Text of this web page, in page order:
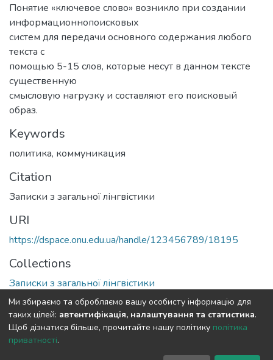
Понятие «ключевое слово» возникло при создании
информационнопоисковых
систем для передачи основного содержания любого
текста с
помощью 5-15 слов, которые несут в данном тексте
существенную
смысловую нагрузку и составляют его поисковый
образ.
Keywords
политика, коммуникация
Citation
Записки з загальної лінгвістики
URI
https://dspace.onu.edu.ua/handle/123456789/18195
Collections
Записки з загальної лінгвістики
Full item page
Ми збираємо та обробляємо вашу особисту інформацію для
таких цілей: автентифікація, налаштування та статистика.
Щоб дізнатися більше, прочитайте нашу політику політика
приватності.